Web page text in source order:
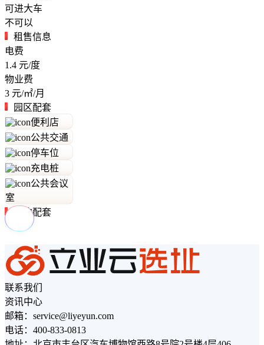
可进大车
不可以
租售信息
电费
1.4 元/度
物业费
3 元/㎡/月
园区配套
便利店
公共交通
停车位
充电桩
公共会议
室
周边配套
联系我们
资讯中心
邮箱：service@liyeyun.com
电话：400-833-0813